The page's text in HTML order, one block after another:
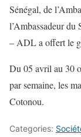
Sénégal, de
l’Ambassadeur
– ADL a offert le
Du 05 avril au 30
par semaine, les
Cotonou.
Categories: